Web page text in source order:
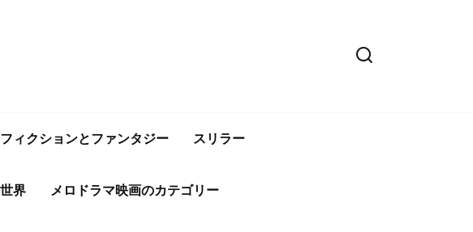
ィクションとファンタジー スリラー
界 メロドラマ映画のカテゴリー